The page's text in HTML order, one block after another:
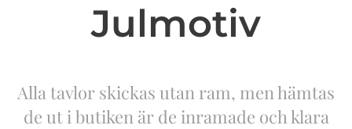
Julmotiv
Alla tavlor skickas utan ram, men hämtas
de ut i butiken är de inramade och klara